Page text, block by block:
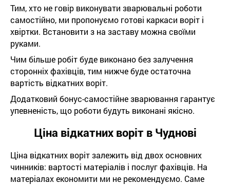
Тим, хто не говір виконувати зварювальні роботи
самостійно, ми пропонуємо готові каркаси воріт і
хвіртки. Встановити з на заставу можна своїми
руками.
Чим більше робіт буде виконано без залучення
сторонніх фахівців, тим нижче буде остаточна
вартість відкатних воріт.
Додатковий бонус-самостійне зварювання гарантує
упевненість, що роботи будуть виконані якісно.
Ціна відкатних воріт в Чуднові
Ціна відкатних воріт залежить від двох основних
чинників: вартості матеріалів і послуг фахівців. На
матеріалах економити ми не рекомендуємо. Саме